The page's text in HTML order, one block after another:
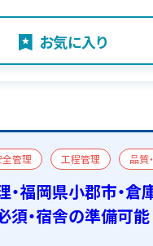
お気に入り
全管理 工程管理 品質
築 一級建築施工管理技士
・福岡県小郡市・
須・宿舎の準備可能